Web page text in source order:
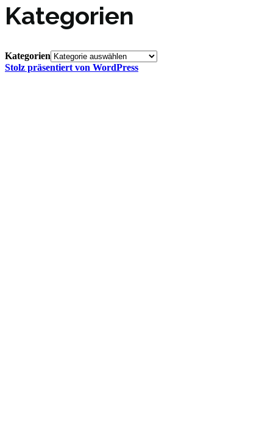
Kategorien
Kategorien
Stolz präsentiert von WordPress